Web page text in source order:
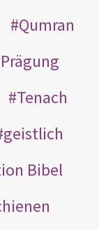
Qumran
Prägung
Tenach
geistlich
Bibel